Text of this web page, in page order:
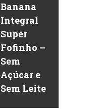
Banana
Integral
Super
Fofinho –
Sem
Açúcar e
Sem Leite